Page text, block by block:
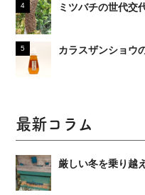
ミツバチの世代交
カラスザンショウ
最新コラム
厳しい冬を乗り越